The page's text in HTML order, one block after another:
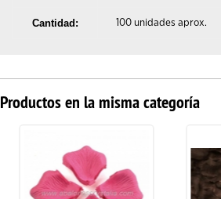
Cantidad: 100 unidades aprox.
Productos en la misma categoría